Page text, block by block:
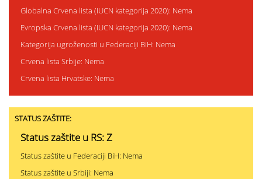
Globalna Crvena lista (IUCN kategorija 2020): Nema
Evropska Crvena lista (IUCN kategorija 2020): Nema
Kategorija ugroženosti u Federaciji BiH: Nema
Crvena lista Srbije: Nema
Crvena lista Hrvatske: Nema
STATUS ZAŠTITE:
Status zaštite u RS: Z
Status zaštite u Federaciji BiH: Nema
Status zaštite u Srbiji: Nema